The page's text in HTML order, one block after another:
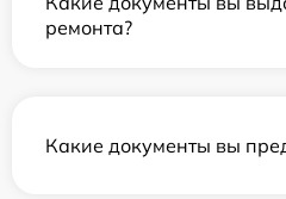
ремонта?
Какие документы вы